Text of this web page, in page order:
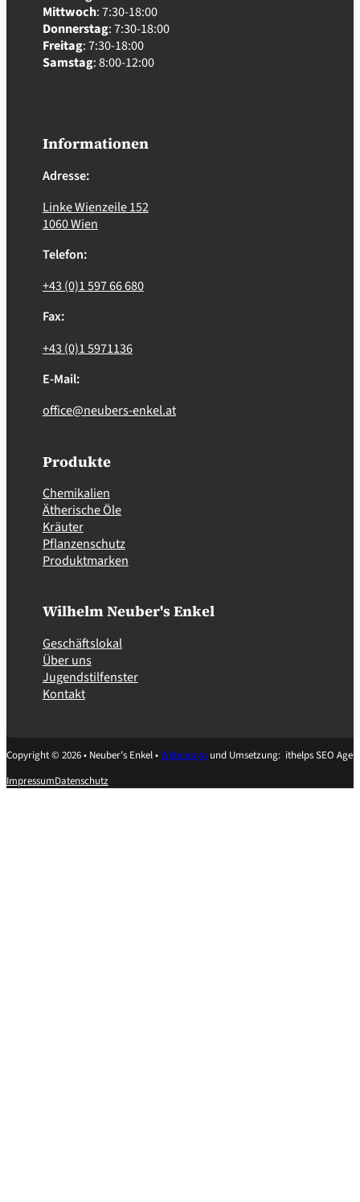
Mittwoch: 7:30-18:00
Donnerstag: 7:30-18:00
Freitag: 7:30-18:00
Samstag: 8:00-12:00
Informationen
Adresse:
Linke Wienzeile 152
1060 Wien
Telefon:
+43 (0)1 597 66 680
Fax:
+43 (0)1 5971136
E-Mail:
office@neubers-enkel.at
Produkte
Chemikalien
Ätherische Öle
Kräuter
Pflanzenschutz
Produktmarken
Wilhelm Neuber's Enkel
Geschäftslokal
Über uns
Jugendstilfenster
Kontakt
Copyright © 2026 • Neuber's Enkel •Webdesign und Umsetzung: ithelps SEO
ImpressumDatenschutz